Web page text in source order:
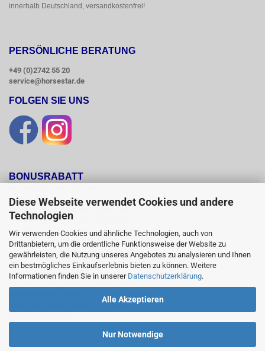
Diese Webseite verwendet Cookies und andere
Technologien
Wir verwenden Cookies und ähnliche Technologien, auch von
Drittanbietern, um die ordentliche Funktionsweise der Website zu
gewährleisten, die Nutzung unseres Angebotes zu analysieren und Ihnen
ein bestmögliches Einkaufserlebnis bieten zu können. Weitere
Informationen finden Sie in unserer Datenschutzerklärung.
Alle Akzeptieren
Nur Notwendige
innerhalb Deutschland, versandkostenfrei!
PERSÖNLICHE BERATUNG
+49 (0)2742 55 20
service@horsestar.de
FOLGEN SIE UNS
BONUSRABATT
Bonusrabatt.
Ab einem Bestellwert von 250,00 Euro
erhalten Sie 10 %, ab einem Bestellwert
von 500,00 Euro erhalten Sie 12% und ab
einem  Bestellwert von 1500,00 Euro
15 % Bonusrabatt auf reguläre Ware.
Reduzierte Artikel und Sättel sind vom
Bonusrabattsystem ausgeschlossen.
erreicht haben, erhalten Sie für alle weiteren